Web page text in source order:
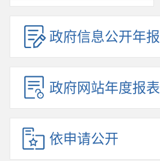
政府信息公开年报
政府网站年度报表
依申请公开